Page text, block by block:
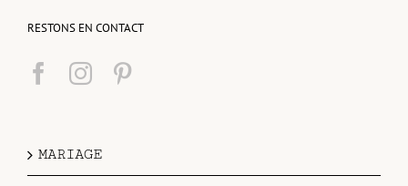
RESTONS EN CONTACT
MARIAGE